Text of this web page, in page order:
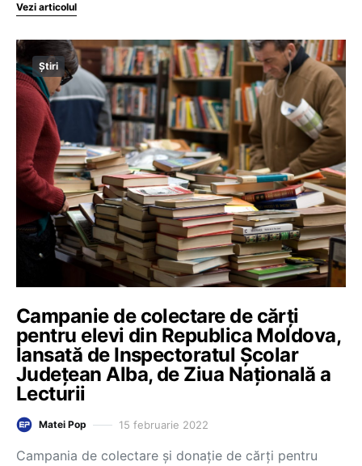
Vezi articolul
Știri
Campanie de colectare de cărţi
pentru elevi din Republica Moldova,
lansată de Inspectoratul Şcolar
Judeţean Alba, de Ziua Națională a
Lecturii
Matei Pop 15 februarie 2022
Campania de colectare şi donaţie de cărţi pentru